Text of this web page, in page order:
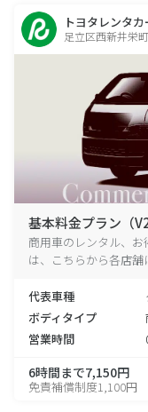
トヨタレンタ
足立区西新井栄
基本料金プラン（V2
商用車のレンタル、
は、こちらから各店舗
代表車種
ボディタイプ
営業時間
6時間まで7,150円
免責補償制度1,100円